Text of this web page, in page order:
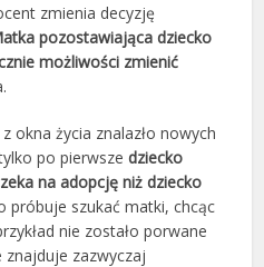
zmienia decyzję
pozostawiająca dziecko
możliwości zmienić
okna życia znalazło nowych
po pierwszedziecko
na adopcję niż dziecko
próbuje szukać matki, chcąc
nie zostało porwane
zazwyczaj